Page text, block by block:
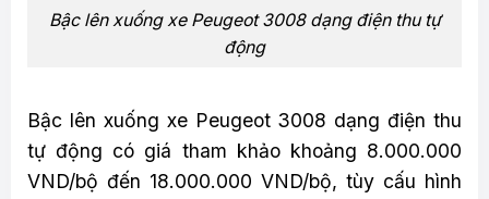
Bậc lên xuống xe Peugeot 3008 dạng điện thu tự
động
Bậc lên xuống xe Peugeot 3008 dạng điện thu
tự động có giá tham khảo khoảng 8.000.000
VND/bộ đến 18.000.000 VND/bộ, tùy cấu hình